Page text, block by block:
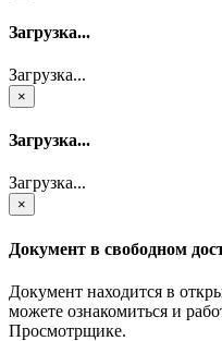
Загрузка...
Загрузка...
×
Загрузка...
Загрузка...
×
Документ в свободном
Документ находится в
можете ознакомиться и
Просмотрщике.